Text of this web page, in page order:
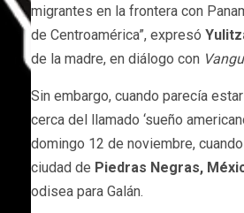
migrantes en la frontera con
de Centroamérica”, expresó
de la madre, en diálogo con
Sin embargo, cuando parecía
cerca del llamado ‘sueño
domingo 12 de noviembre,
ciudad de Piedras Negras,
odisea para Galán.